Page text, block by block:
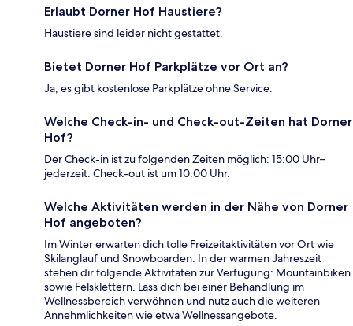
Erlaubt Dorner Hof Haustiere?
Haustiere sind leider nicht gestattet.
Bietet Dorner Hof Parkplätze vor Ort an?
Ja, es gibt kostenlose Parkplätze ohne Service.
Welche Check-in- und Check-out-Zeiten hat Dorner
Hof?
Der Check-in ist zu folgenden Zeiten möglich: 15:00 Uhr–
jederzeit. Check-out ist um 10:00 Uhr.
Welche Aktivitäten werden in der Nähe von Dorner
Hof angeboten?
Im Winter erwarten dich tolle Freizeitaktivitäten vor Ort wie
Skilanglauf und Snowboarden. In der warmen Jahreszeit
stehen dir folgende Aktivitäten zur Verfügung: Mountainbiken
sowie Felsklettern. Lass dich bei einer Behandlung im
Wellnessbereich verwöhnen und nutz auch die weiteren
Annehmlichkeiten wie etwa Wellnessangebote.